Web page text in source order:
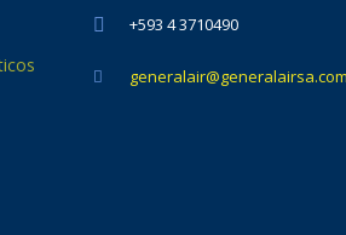
+593 4 3710490
generalair@generalairsa.com